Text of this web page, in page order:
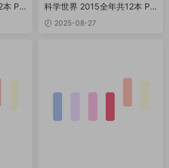
本 PD
科学世界 2015全年共12本 PD
F
2025-08-27